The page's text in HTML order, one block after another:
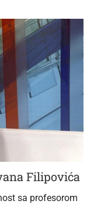
Filipovića
sa profesorom